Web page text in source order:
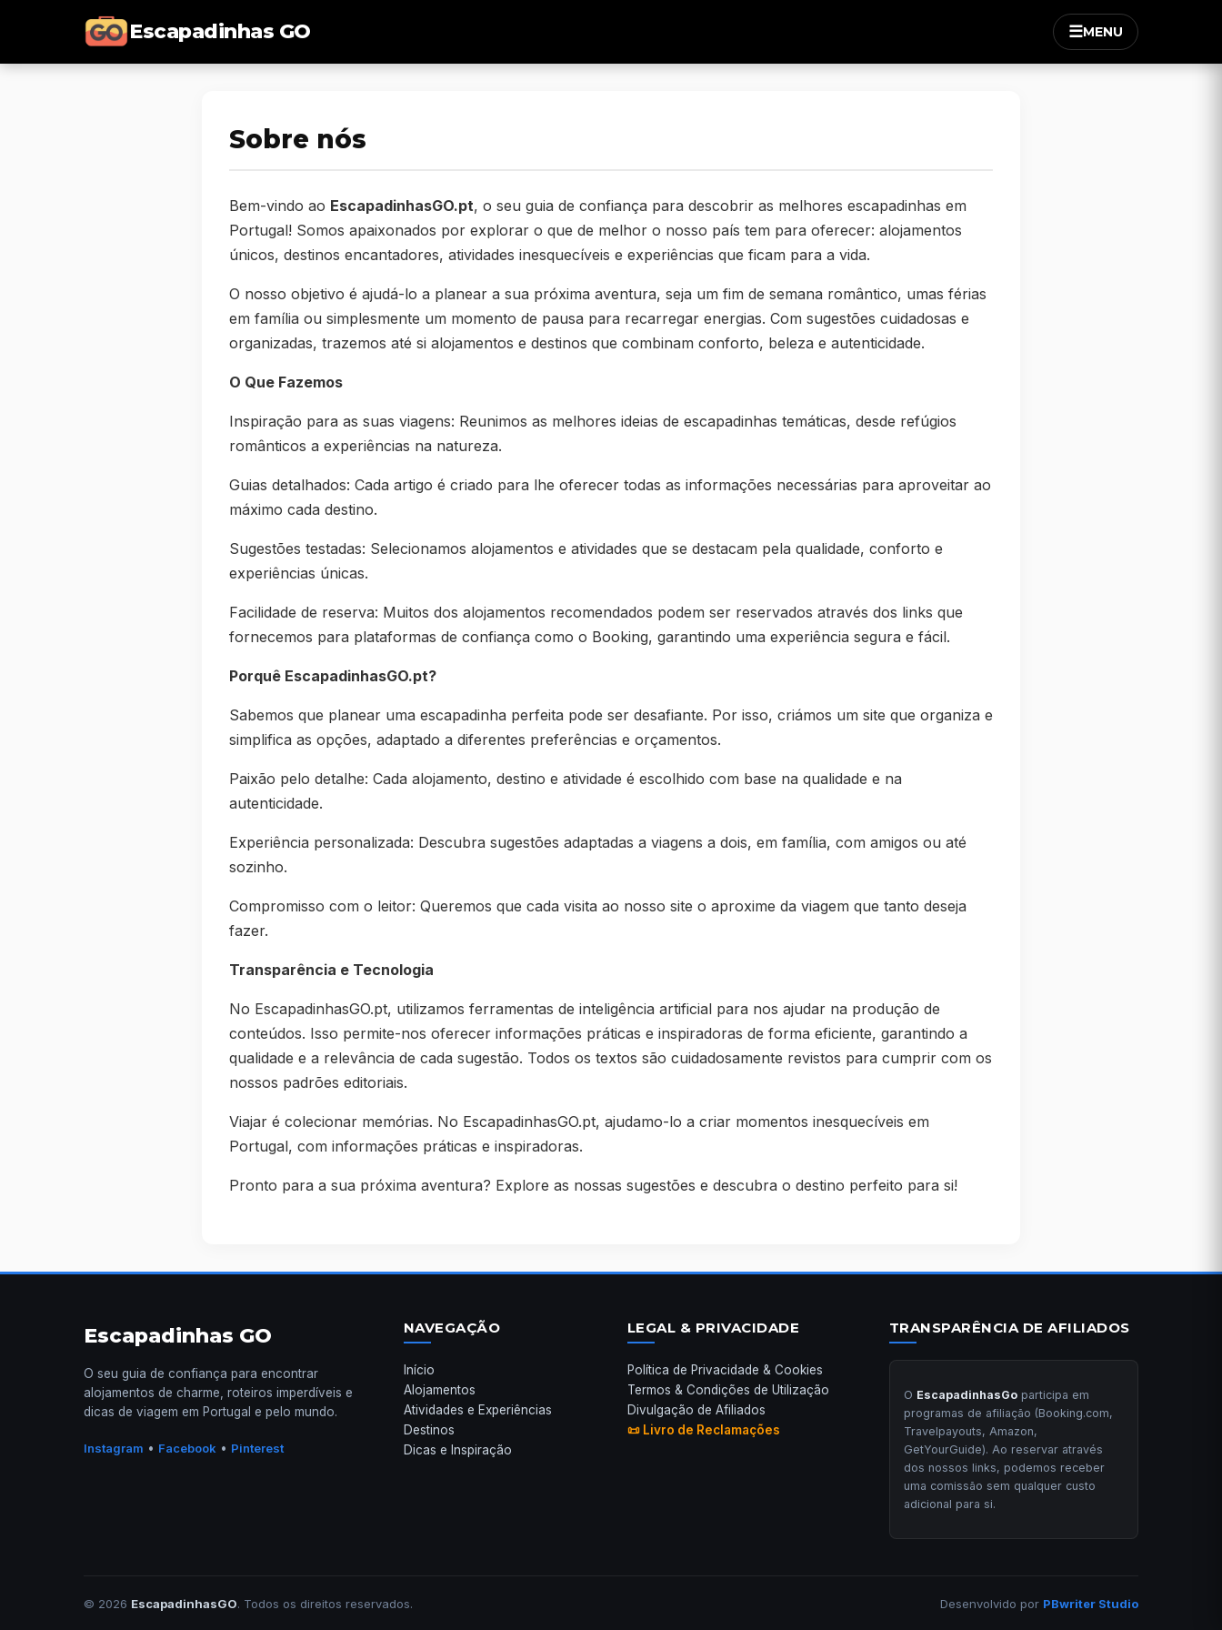
Escapadinhas GO ☰MENU
Sobre nós
Bem-vindo ao EscapadinhasGO.pt, o seu guia de confiança para descobrir as melhores escapadinhas em
Portugal! Somos apaixonados por explorar o que de melhor o nosso país tem para oferecer: alojamentos
únicos, destinos encantadores, atividades inesquecíveis e experiências que ficam para a vida.
O nosso objetivo é ajudá-lo a planear a sua próxima aventura, seja um fim de semana romântico, umas férias
em família ou simplesmente um momento de pausa para recarregar energias. Com sugestões cuidadosas e
organizadas, trazemos até si alojamentos e destinos que combinam conforto, beleza e autenticidade.
O Que Fazemos
Inspiração para as suas viagens: Reunimos as melhores ideias de escapadinhas temáticas, desde refúgios
românticos a experiências na natureza.
Guias detalhados: Cada artigo é criado para lhe oferecer todas as informações necessárias para aproveitar ao
máximo cada destino.
Sugestões testadas: Selecionamos alojamentos e atividades que se destacam pela qualidade, conforto e
experiências únicas.
Facilidade de reserva: Muitos dos alojamentos recomendados podem ser reservados através dos links que
fornecemos para plataformas de confiança como o Booking, garantindo uma experiência segura e fácil.
Porquê EscapadinhasGO.pt?
Sabemos que planear uma escapadinha perfeita pode ser desafiante. Por isso, criámos um site que organiza e
simplifica as opções, adaptado a diferentes preferências e orçamentos.
Paixão pelo detalhe: Cada alojamento, destino e atividade é escolhido com base na qualidade e na
autenticidade.
Experiência personalizada: Descubra sugestões adaptadas a viagens a dois, em família, com amigos ou até
sozinho.
Compromisso com o leitor: Queremos que cada visita ao nosso site o aproxime da viagem que tanto deseja
fazer.
Transparência e Tecnologia
No EscapadinhasGO.pt, utilizamos ferramentas de inteligência artificial para nos ajudar na produção de
conteúdos. Isso permite-nos oferecer informações práticas e inspiradoras de forma eficiente, garantindo a
qualidade e a relevância de cada sugestão. Todos os textos são cuidadosamente revistos para cumprir com os
nossos padrões editoriais.
Viajar é colecionar memórias. No EscapadinhasGO.pt, ajudamo-lo a criar momentos inesquecíveis em
Portugal, com informações práticas e inspiradoras.
Pronto para a sua próxima aventura? Explore as nossas sugestões e descubra o destino perfeito para si!
Escapadinhas GO
O seu guia de confiança para encontrar
alojamentos de charme, roteiros imperdíveis e
dicas de viagem em Portugal e pelo mundo.
Instagram • Facebook • Pinterest
NAVEGAÇÃO
Início
Alojamentos
Atividades e Experiências
Destinos
Dicas e Inspiração
LEGAL & PRIVACIDADE
Política de Privacidade & Cookies
Termos & Condições de Utilização
Divulgação de Afiliados
📜 Livro de Reclamações
TRANSPARÊNCIA DE AFILIADOS
O EscapadinhasGoparticipa em
programas de afiliação (Booking.com,
Travelpayouts, Amazon,
GetYourGuide). Ao reservar através
dos nossos links, podemos receber
uma comissão sem qualquer custo
adicional para si.
© 2026 EscapadinhasGO. Todos os direitos reservados. Desenvolvido por PBwriter Studio